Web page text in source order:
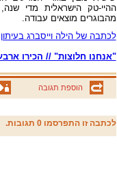
מהבוגרים מוצאים עבודה.
לכתבה של הילה וייסברג
"אנחנו חלוצות" // הכירו
הוספת תגובה
לכתבה זו התפרסמו 0 תגובות.